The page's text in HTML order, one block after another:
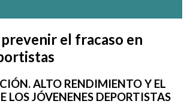
el fracaso en
ALTO RENDIMIENTO Y EL
LOS JÓVENENES DEPORTISTAS